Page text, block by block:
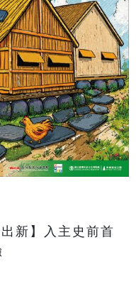
新】入主史前首